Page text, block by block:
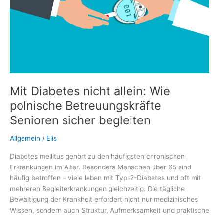
Mit Diabetes nicht allein: Wie
polnische Betreuungskräfte
Senioren sicher begleiten
Allgemein / Elis
Diabetes mellitus gehört zu den häufigsten chronischen
Erkrankungen im Alter. Besonders Menschen über 65 sind
häufig betroffen – viele leben mit Typ-2-Diabetes und oft mit
mehreren Begleiterkrankungen gleichzeitig. Die tägliche
Bewältigung der Krankheit erfordert nicht nur medizinisches
Wissen, sondern auch Struktur, Aufmerksamkeit und praktische